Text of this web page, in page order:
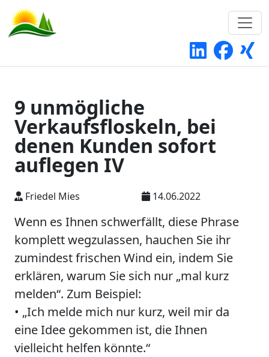
9 unmögliche
Verkaufsfloskeln, bei
denen Kunden sofort
auflegen IV
Friedel Mies 14.06.2022
Wenn es Ihnen schwerfällt, diese Phrase
komplett wegzulassen, hauchen Sie ihr
zumindest frischen Wind ein, indem Sie
erklären, warum Sie sich nur „mal kurz
melden“. Zum Beispiel:
• „Ich melde mich nur kurz, weil mir da
eine Idee gekommen ist, die Ihnen
vielleicht helfen könnte.“